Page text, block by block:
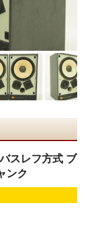
スレフ方式 ブ
ンク